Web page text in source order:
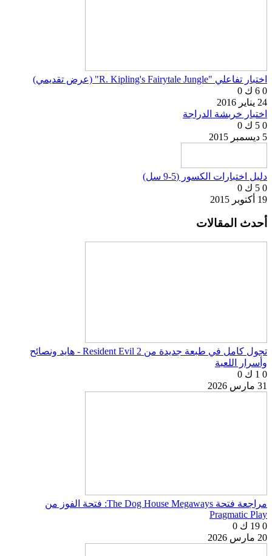
اختبار تفاعلي "R. Kipling's Fairytale Jungle" (عرض تقديمي)
0 6 ك
0
24 يناير 2016
اختبار خربشة الدراجة
0 5 ك
0
5 ديسمبر 2015
دليل اختبارات الكسور (5-9 سل)
0 5 ك
0
19 أكتوبر 2015
أحدث المقالات
تجول كامل في طبعة جديدة من Resident Evil 2 - هايد ونصائح
وأسرار اللعبة
0 1 ك
0
31 مارس 2026
مراجعة فتحة The Dog House Megaways: فتحة الفوز من
Pragmatic Play
0 19 ك
0
20 مارس 2026